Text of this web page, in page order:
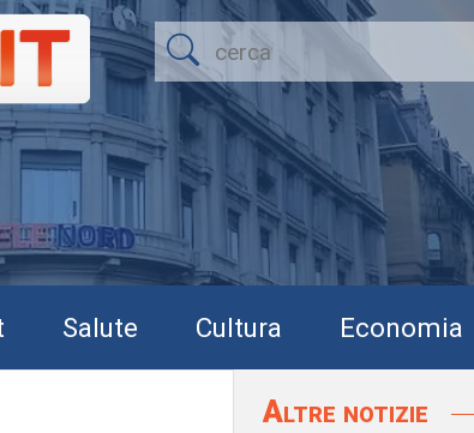
Salute Cultura Economia
Altre notizie